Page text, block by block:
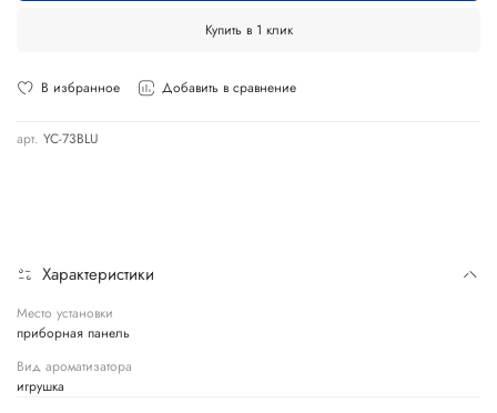
В избранное Добавить в сравнение
арт. YC-73BLU
Купить в 1 клик
Характеристики
Место установки
приборная панель
Вид ароматизатора
игрушка